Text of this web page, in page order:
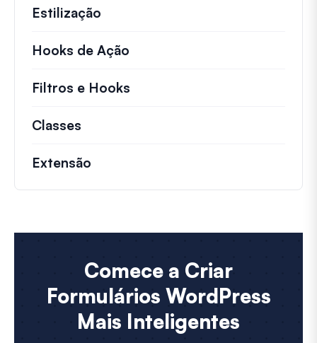
Estilização
Hooks de Ação
Filtros e Hooks
Classes
Extensão
Comece a Criar
Formulários WordPress
Mais Inteligentes